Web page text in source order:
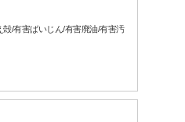
/有害ばいじん/有害廃油/有害汚